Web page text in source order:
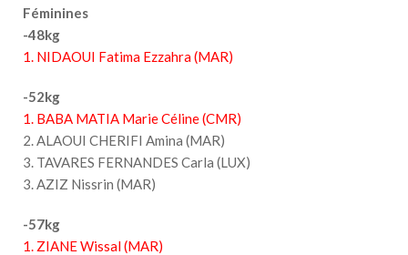
Féminines
-48kg
1. NIDAOUI Fatima Ezzahra (MAR)
-52kg
1. BABA MATIA Marie Céline (CMR)
2. ALAOUI CHERIFI Amina (MAR)
3. TAVARES FERNANDES Carla (LUX)
3. AZIZ Nissrin (MAR)
-57kg
1. ZIANE Wissal (MAR)